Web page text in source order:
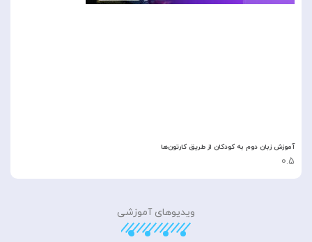
آموزش زبان دوم به کودکان از طریق کارتون‌ها
ویدیوهای آموزشی